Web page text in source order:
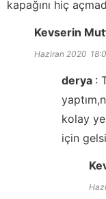
kapağını hiç
Kevserin
Haziran 2020
derya :
kolay
için